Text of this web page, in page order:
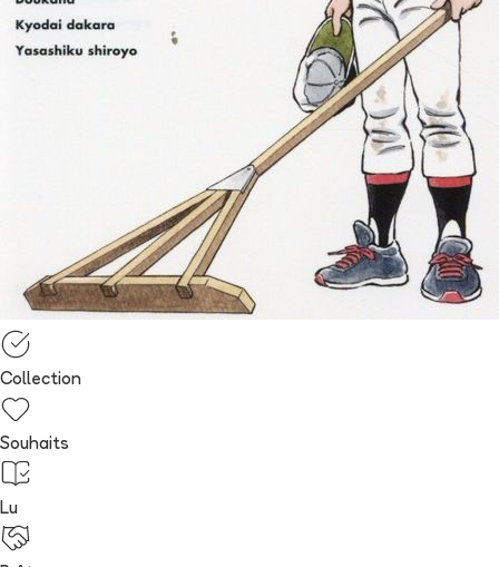
Collection
Souhaits
Lu